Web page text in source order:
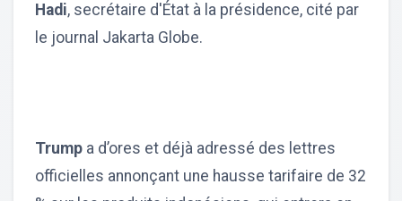
Hadi, secrétaire d'État à la présidence, cité par
le journal Jakarta Globe.
Trump a d’ores et déjà adressé des lettres
officielles annonçant une hausse tarifaire de 32